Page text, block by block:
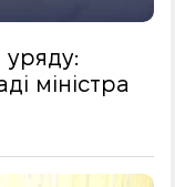
уряду:
міністра